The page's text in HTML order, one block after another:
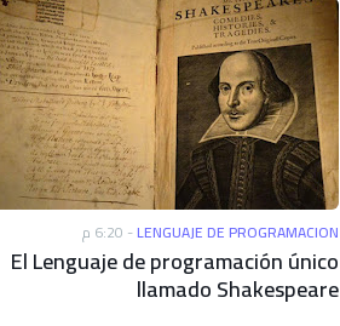
LENGUAJE DE PROGRAMACION
- 6:20 م
El Lenguaje de programación único
llamado Shakespeare